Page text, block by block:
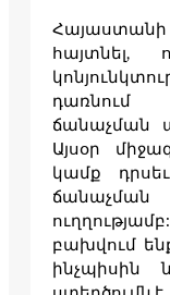
դառնում
ճանաչման
Այսօր
կամք
բախվում
ինչպիսին